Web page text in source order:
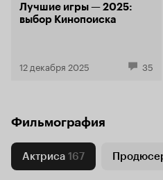
Лучшие игры — 2025:
выбор Кинопоиска
12 декабря 2025 35
Фильмография
Актриса 167